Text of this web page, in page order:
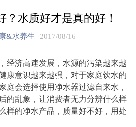
？水质好才是真的好！
&水养生 2017/08/16
经济高速发展，水源的污染越来越
康意识越来越强，对于家庭饮水的
庭会选择使用净水器过滤自来水，
的乱象，让消费者无力分辨什么样
样的净水产品，质量好不好，用处